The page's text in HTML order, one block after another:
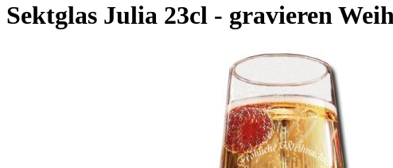
Sektglas Julia 23cl - gravieren